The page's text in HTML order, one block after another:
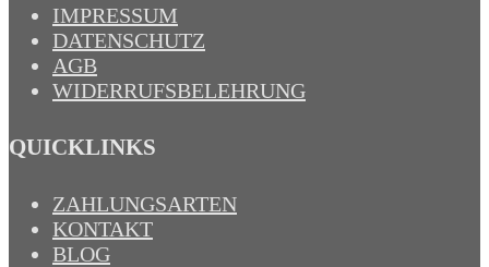
IMPRESSUM
DATENSCHUTZ
AGB
WIDERRUFSBELEHRUNG
QUICKLINKS
ZAHLUNGSARTEN
KONTAKT
BLOG